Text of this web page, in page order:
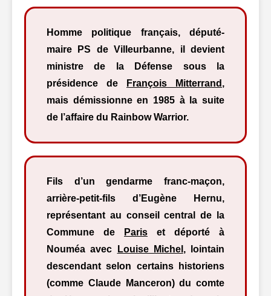
Homme politique français, député-
maire PS de Villeurbanne, il devient
ministre de la Défense sous la
présidence de
François Mitterrand ,
mais démissionne en 1985 à la suite
de l’affaire du Rainbow Warrior.
Fils d’un gendarme franc-maçon,
arrière-petit-fils d’Eugène Hernu,
représentant au conseil central de la
Commune de
Paris et déporté à
Nouméa avec
Louise Michel , lointain
descendant selon certains historiens
(comme Claude Manceron) du comte